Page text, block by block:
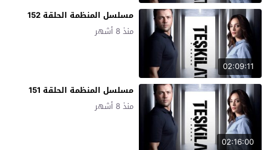
02:09:11
مسلسل المنظمة الحلقة 152
منذ 8 أشهر
02:16:00
مسلسل المنظمة الحلقة 151
منذ 8 أشهر